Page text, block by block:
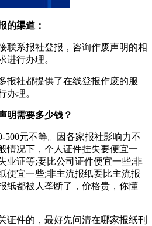
的渠道：
联系报社登报，咨询作废声明的相
进行办理。
报社都提供了在线登报作废的服
办理。
明需要多少钱？
500元不等。因各家报社影响力不
情况下，个人证件挂失要便宜一
业证等;要比公司证件便宜一些;非
便宜一些;非主流报纸要比主流报
纸都被人垄断了，价格贵，你懂
证件的，最好先问清在哪家报纸刊